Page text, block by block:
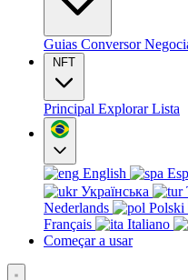
Guias Conversor
NFT
Principal ExplorarLista
English
Українська
Nederlands
Polski
Français
Italiano
Começar a usar